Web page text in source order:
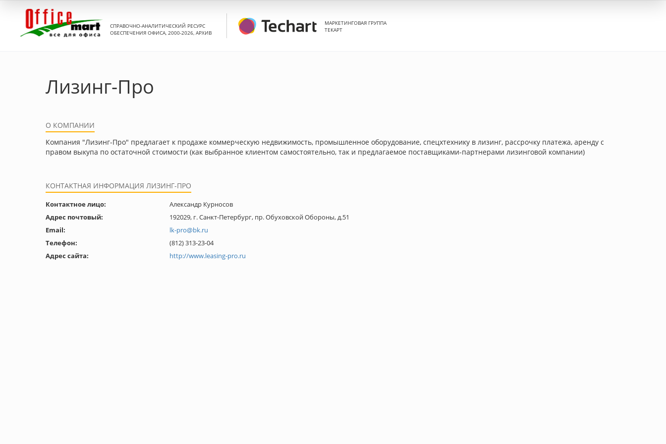
СПРАВОЧНО-АНАЛИТИЧЕСКИЙ РЕСУРС
ОБЕСПЕЧЕНИЯ ОФИСА, 2000-2026, АРХИВ
МАРКЕТИНГОВАЯ ГРУППА
ТЕКАРТ
Лизинг-Про
О КОМПАНИИ
Компания "Лизинг-Про" предлагает к продаже коммерческую недвижимость, промышленное оборудование, спецхтехнику в лизинг, рассрочку платежа, аренду с
правом выкупа по остаточной стоимости (как выбранное клиентом самостоятельно, так и предлагаемое поставщиками-партнерами лизинговой компании)
КОНТАКТНАЯ ИНФОРМАЦИЯ ЛИЗИНГ-ПРО
Контактное лицо:
Александр Курносов
Адрес почтовый:
192029, г. Санкт-Петербург, пр. Обуховской Обороны, д.51
Email:
lk-pro@bk.ru
Телефон:
(812) 313-23-04
Адрес сайта:
http://www.leasing-pro.ru